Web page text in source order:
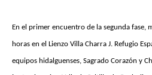
En el primer encuentro de la segunda fase,
horas en el Lienzo Villa Charra J. Refugio
equipos hidalguenses, Sagrado Corazón y